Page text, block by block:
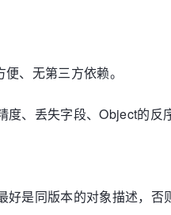
、无第三方依赖。
度、丢失字段、Object的反
好是同版本的对象描述，